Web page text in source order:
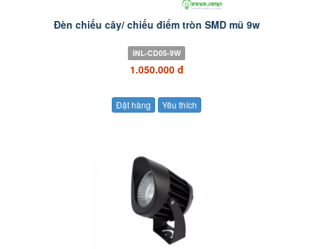
Đèn chiếu cây/ chiếu điểm tròn SMD mũ 9w
INL-CD05-9W
1.050.000 đ
Đặt hàng Yêu thích